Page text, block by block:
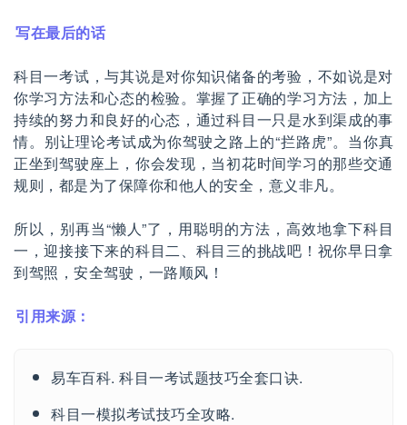
写在最后的话
科目一考试，与其说是对你知识储备的考验，不如说是对
你学习方法和心态的检验。掌握了正确的学习方法，加上
持续的努力和良好的心态，通过科目一只是水到渠成的事
情。别让理论考试成为你驾驶之路上的“拦路虎”。当你真
正坐到驾驶座上，你会发现，当初花时间学习的那些交通
规则，都是为了保障你和他人的安全，意义非凡。
所以，别再当“懒人”了，用聪明的方法，高效地拿下科目
一，迎接接下来的科目二、科目三的挑战吧！祝你早日拿
到驾照，安全驾驶，一路顺风！
引用来源：
易车百科. 科目一考试题技巧全套口诀.
科目一模拟考试技巧全攻略.